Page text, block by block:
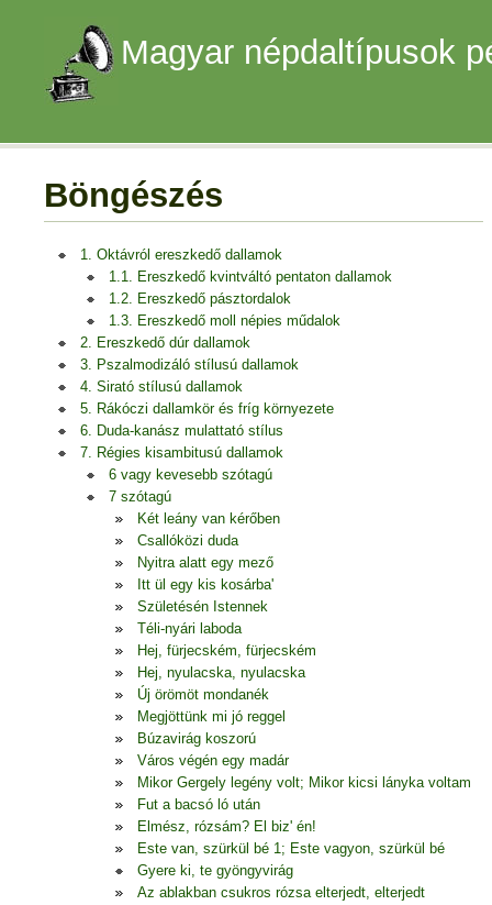
Magyar népdaltípusok
Böngészés
1. Oktávról ereszkedő dallamok
1.1. Ereszkedő kvintváltó pentaton dallamok
1.2. Ereszkedő pásztordalok
1.3. Ereszkedő moll népies műdalok
2. Ereszkedő dúr dallamok
3. Pszalmodizáló stílusú dallamok
4. Sirató stílusú dallamok
5. Rákóczi dallamkör és fríg környezete
6. Duda-kanász mulattató stílus
7. Régies kisambitusú dallamok
6 vagy kevesebb szótagú
7 szótagú
Két leány van kérőben
Csallóközi duda
Nyitra alatt egy mező
Itt ül egy kis kosárba'
Születésén Istennek
Téli-nyári laboda
Hej, fürjecském, fürjecském
Hej, nyulacska, nyulacska
Új örömöt mondanék
Megjöttünk mi jó reggel
Búzavirág koszorú
Város végén egy madár
Mikor Gergely legény volt; Mikor kicsi lányka voltam
Fut a bacsó ló után
Elmész, rózsám? El biz' én!
Este van, szürkül bé 1; Este vagyon, szürkül bé
Gyere ki, te gyöngyvirág
Az ablakban csukros rózsa elterjedt, elterjedt